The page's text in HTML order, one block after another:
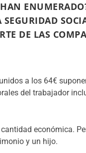
DE LAS
a los 64€
del trabajador
económica.
y un hijo.